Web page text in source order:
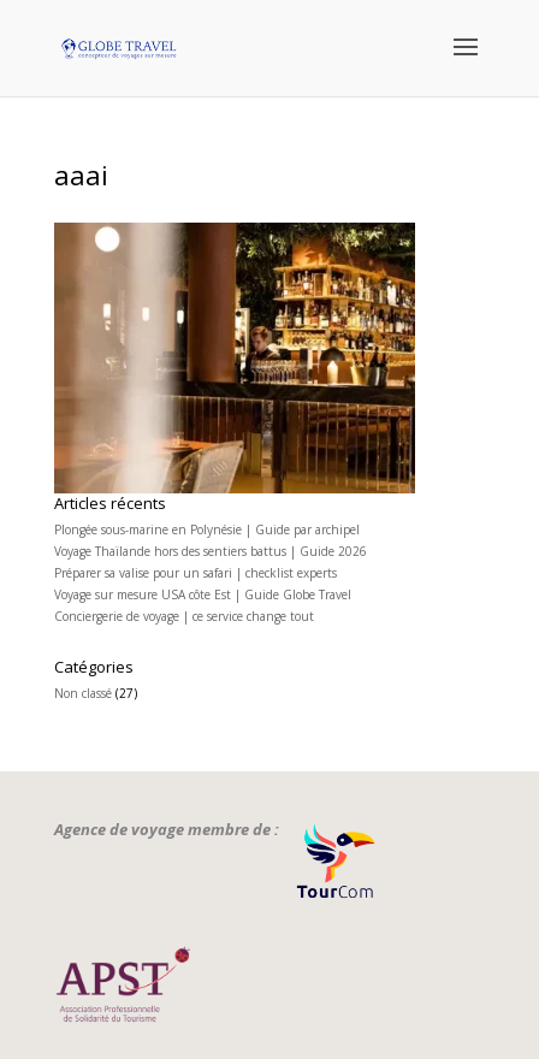
aaai
Articles récents
Plongée sous-marine en Polynésie | Guide par archipel
Voyage Thaïlande hors des sentiers battus | Guide 2026
Préparer sa valise pour un safari | checklist experts
Voyage sur mesure USA côte Est | Guide Globe Travel
Conciergerie de voyage | ce service change tout
Catégories
Non classé(27)
Agence de voyage membre de :